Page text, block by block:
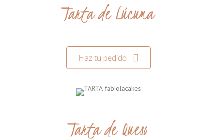
Tarta de Lúcuma
Haz tu pedido
Tarta de Queso